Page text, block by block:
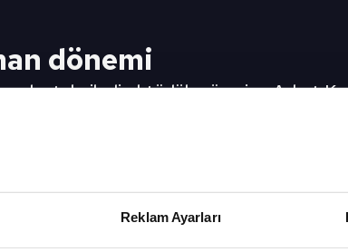
Reklam Ayarları
dönemi
teknik direktörlük görevine Aykut
aktardı.
Fenerbahçe'de flaş
gelişmesi!